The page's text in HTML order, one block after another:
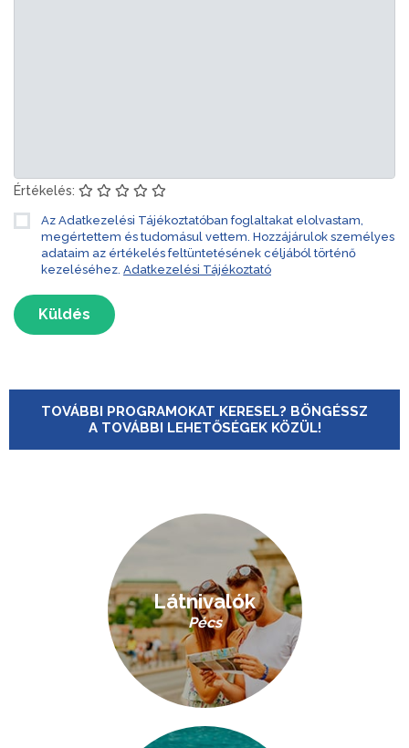
Értékelés:
Az Adatkezelési Tájékoztatóban foglaltakat elolvastam,
megértettem és tudomásul vettem. Hozzájárulok személyes
adataim az értékelés feltüntetésének céljából történő
kezeléséhez. Adatkezelési Tájékoztató
Küldés
TOVÁBBI PROGRAMOKAT KERESEL? BÖNGÉSSZ
A TOVÁBBI LEHETŐSÉGEK KÖZÜL!
Látnivalók
Pécs